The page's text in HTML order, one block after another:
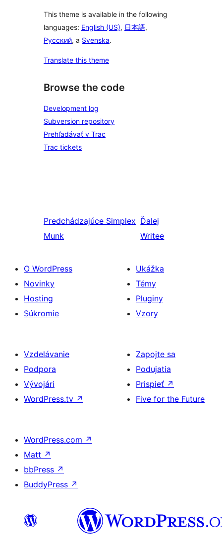
This theme is available in the following
languages: English (US), 日本語,
Русский, a Svenska.
Translate this theme
Browse the code
Development log
Subversion repository
Prehľadávať v Trac
Trac tickets
Predchádzajúce Simplex
Munk
Ďalej
Writee
O WordPress
Novinky
Hosting
Súkromie
Ukážka
Témy
Pluginy
Vzory
Vzdelávanie
Podpora
Vývojári
WordPress.tv ↗
Zapojte sa
Podujatia
Prispieť ↗
Five for the Future
WordPress.com ↗
Matt ↗
bbPress ↗
BuddyPress ↗